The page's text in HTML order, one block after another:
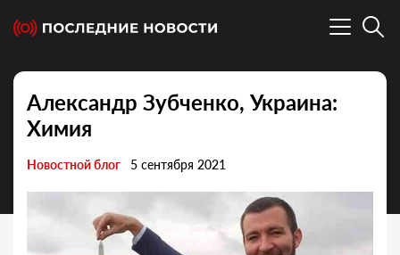
Александр Зубченко, Украина:
Химия
Новостной блог 5 сентября 2021